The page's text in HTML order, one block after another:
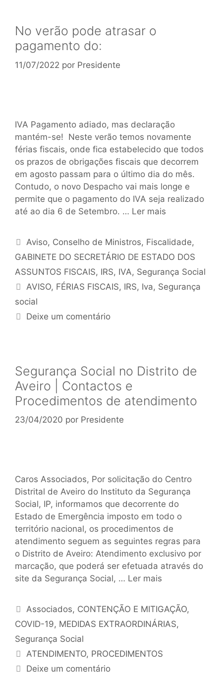
No verão pode atrasar o
pagamento do:
11/07/2022 por Presidente
IVA Pagamento adiado, mas declaração
mantém-se! Neste verão temos novamente
férias fiscais, onde fica estabelecido que todos
os prazos de obrigações fiscais que decorrem
em agosto passam para o último dia do mês.
Contudo, o novo Despacho vai mais longe e
permite que o pagamento do IVA seja realizado
até ao dia 6 de Setembro. … Ler mais
Aviso, Conselho de Ministros, Fiscalidade,
GABINETE DO SECRETÁRIO DE ESTADO DOS
ASSUNTOS FISCAIS, IRS, IVA, Segurança Social
AVISO, FÉRIAS FISCAIS, IRS, Iva, Segurança
social
Deixe um comentário
Segurança Social no Distrito de
Aveiro | Contactos e
Procedimentos de atendimento
23/04/2020 por Presidente
Caros Associados, Por solicitação do Centro
Distrital de Aveiro do Instituto da Segurança
Social, IP, informamos que decorrente do
Estado de Emergência imposto em todo o
território nacional, os procedimentos de
atendimento seguem as seguintes regras para
o Distrito de Aveiro: Atendimento exclusivo por
marcação, que poderá ser efetuada através do
site da Segurança Social, … Ler mais
Associados, CONTENÇÃO E MITIGAÇÃO,
COVID-19, MEDIDAS EXTRAORDINÁRIAS,
Segurança Social
ATENDIMENTO, PROCEDIMENTOS
Deixe um comentário